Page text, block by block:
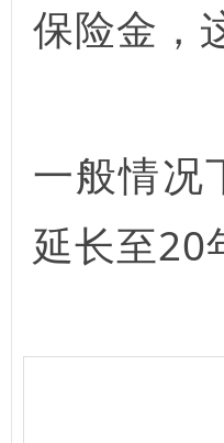
保险金，
一般情况
延长至20